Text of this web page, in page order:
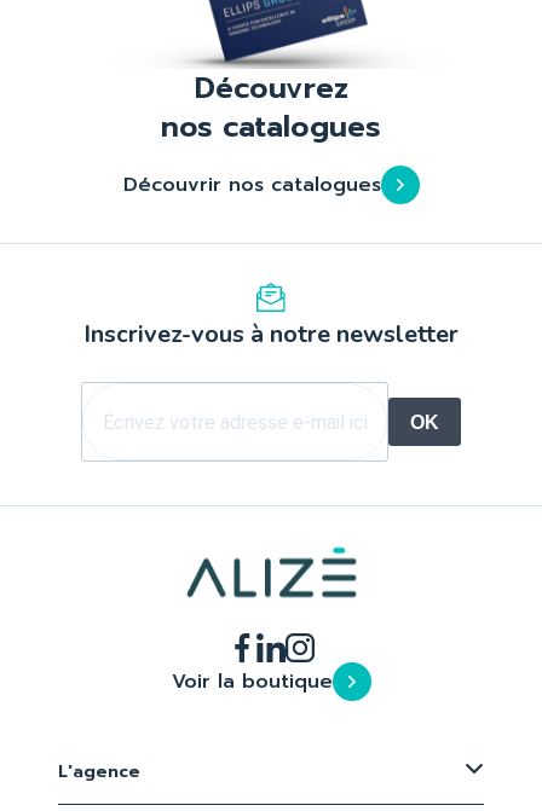
Découvrez
nos catalogues
Découvrir nos catalogues
Inscrivez-vous à notre newsletter
OK
Voir la boutique
L'agence